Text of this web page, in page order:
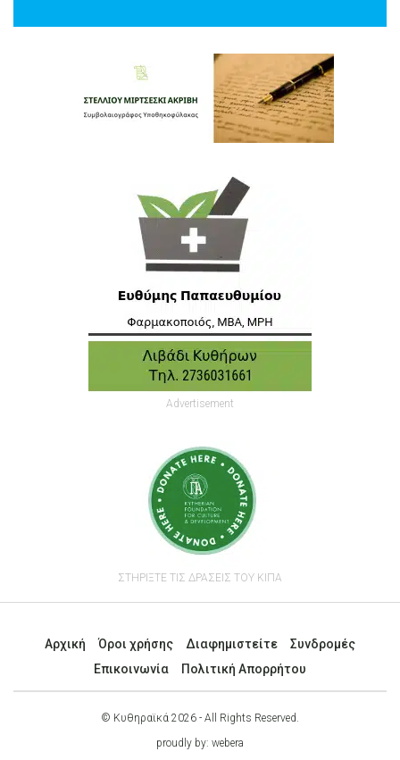
Advertisement
ΣΤΗΡΙΞΤΕ ΤΙΣ ΔΡΑΣΕΙΣ ΤΟΥ ΚΙΠΑ
Αρχική Όροι χρήσης Διαφημιστείτε
Συνδρομές
Επικοινωνία
Πολιτική Απορρήτου
© Κυθηραϊκά 2026 - All Rights Reserved.
proudly by: webera